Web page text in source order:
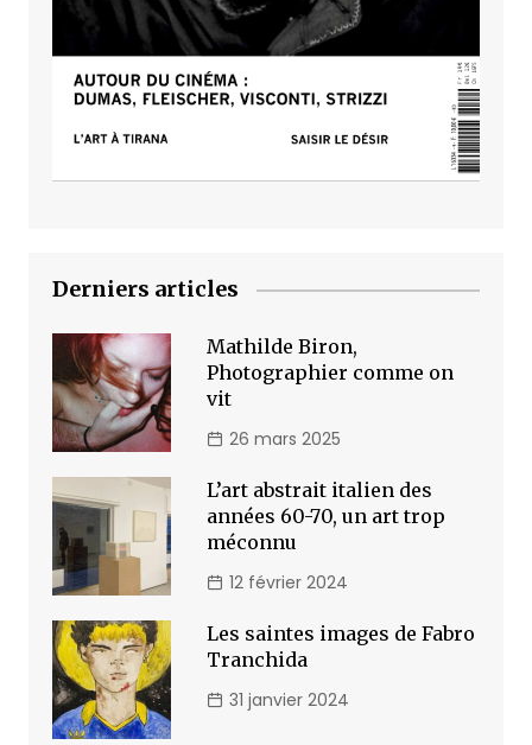
Derniers articles
Mathilde Biron,
Photographier comme on
vit
26 mars 2025
L’art abstrait italien des
années 60-70, un art trop
méconnu
12 février 2024
Les saintes images de Fabro
Tranchida
31 janvier 2024